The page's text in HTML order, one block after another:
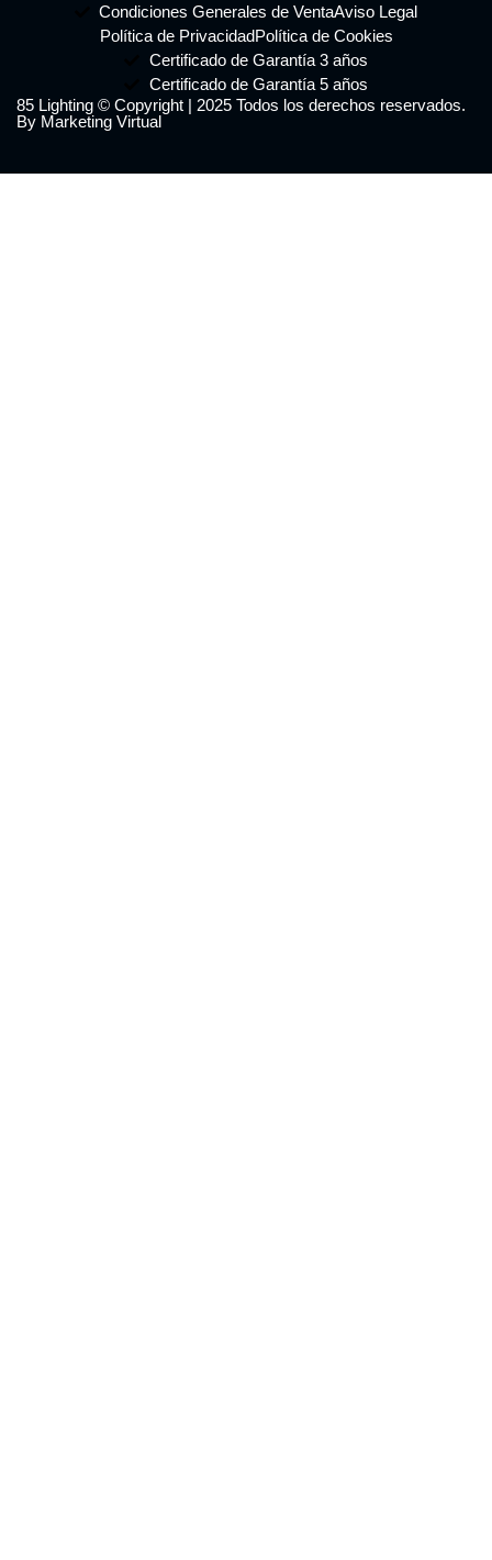
85 Lighting © Copyright | 2025 Todos los derechos reservados.
By Marketing Virtual
Condiciones Generales de VentaAviso Legal
Política de PrivacidadPolítica de Cookies
Certificado de Garantía 3 años
Certificado de Garantía 5 años